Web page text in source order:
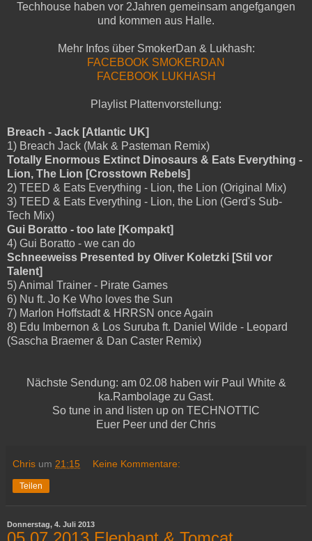
Techhouse haben vor 2Jahren gemeinsam angefgangen
und kommen aus Halle.
Mehr Infos über SmokerDan & Lukhash:
FACEBOOK SMOKERDAN
FACEBOOK LUKHASH
Playlist Plattenvorstellung:
Breach - Jack [Atlantic UK]
1) Breach Jack (Mak & Pasteman Remix)
Totally Enormous Extinct Dinosaurs & Eats Everything -
Lion, The Lion [Crosstown Rebels]
2) TEED & Eats Everything - Lion, the Lion (Original Mix)
3) TEED & Eats Everything - Lion, the Lion (Gerd's Sub-
Tech Mix)
Gui Boratto - too late [Kompakt]
4) Gui Boratto - we can do
Schneeweiss Presented by Oliver Koletzki [Stil vor
Talent]
5) Animal Trainer - Pirate Games
6) Nu ft. Jo Ke Who loves the Sun
7) Marlon Hoffstadt & HRRSN once Again
8) Edu Imbernon & Los Suruba ft. Daniel Wilde - Leopard
(Sascha Braemer & Dan Caster Remix)
Nächste Sendung: am 02.08 haben wir Paul White &
ka.Rambolage zu Gast.
So tune in and listen up on TECHNOTTIC
Euer Peer und der Chris
Chris um 21:15 Keine Kommentare:
Teilen
Donnerstag, 4. Juli 2013